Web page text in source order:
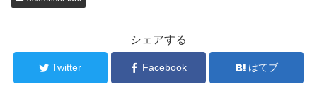
シェアする
Twitter Facebook はてブ